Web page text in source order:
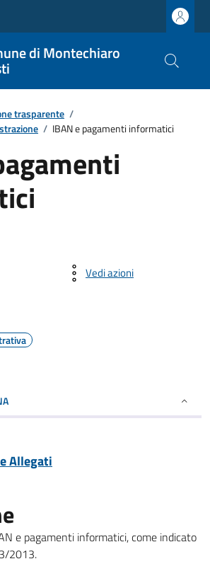
di Montechiaro
trasparente /
/ IBAN e pagamenti informatici
Vedi azioni
Allegati
e pagamenti informatici, come indicato
2013.